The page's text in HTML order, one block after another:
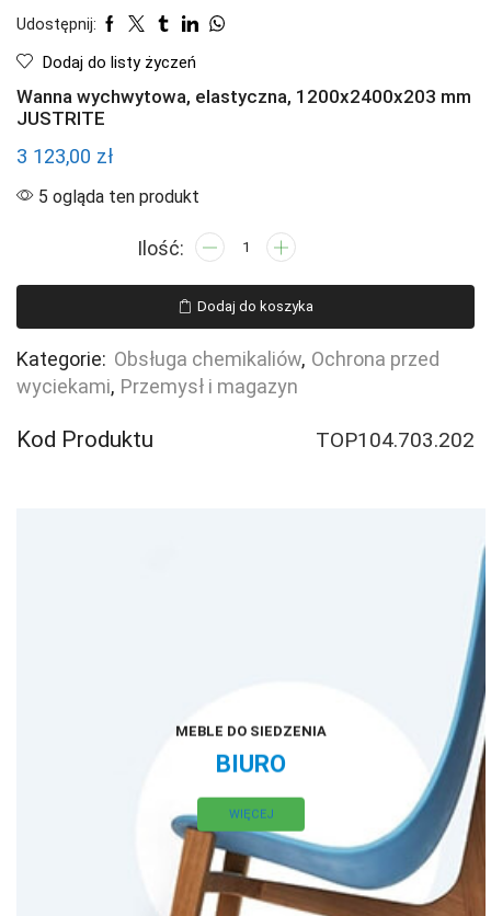
Udostępnij:
Dodaj do listy życzeń
Wanna wychwytowa, elastyczna, 1200x2400x203 mm
JUSTRITE
3 123,00 zł
5 ogląda ten produkt
ilość
wychwytowa,
elastyczna,
1200x2400x203
mm
Dodaj do koszyka
Kategorie: Obsługa chemikaliów, Ochrona przed
wyciekami, Przemysł i magazyn
Kod Produktu TOP104.703.202
MEBLE DO SIEDZENIA
BIURO
WIĘCEJ